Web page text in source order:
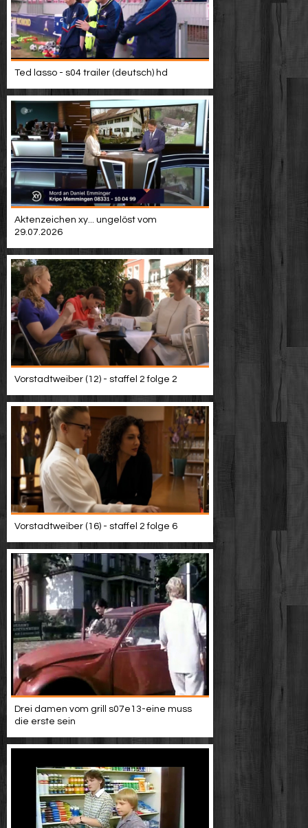
Ted lasso - s04 trailer (deutsch) hd
Aktenzeichen xy... ungelöst vom
29.07.2026
Vorstadtweiber (12) - staffel 2 folge 2
Vorstadtweiber (16) - staffel 2 folge 6
Drei damen vom grill s07e13-eine muss
die erste sein